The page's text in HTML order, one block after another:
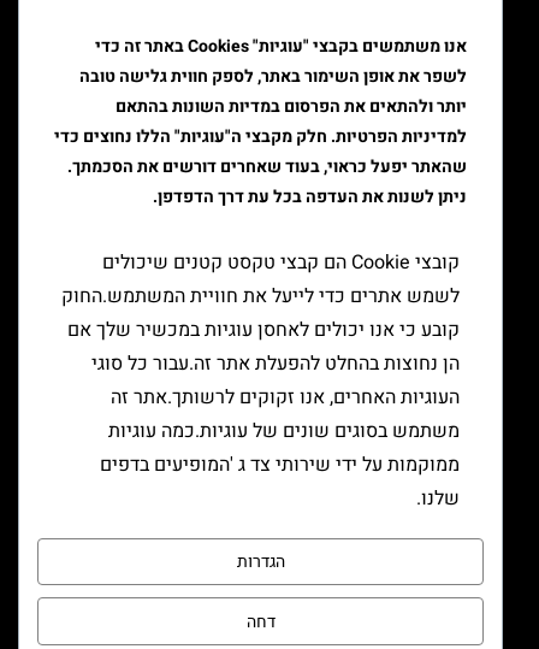
טבק
ציוד למעשן
יצירת קשר
אנו משתמשים בקבצי "עוגיות" Cookies באתר זה כדי
לשפר את אופן השימור באתר, לספק חווית גלישה טובה
יותר ולהתאים את הפרסום במדיות השונות בהתאם
למדיניות הפרטיות. חלק מקבצי ה"עוגיות" הללו נחוצים כדי
שהאתר יפעל כראוי, בעוד שאחרים דורשים את הסכמתך.
ניתן לשנות את העדפה בכל עת דרך הדפדפן.
קובצי Cookie הם קבצי טקסט קטנים שיכולים
לשמש אתרים כדי לייעל את חוויית המשתמש.החוק
קובע כי אנו יכולים לאחסן עוגיות במכשיר שלך אם
הן נחוצות בהחלט להפעלת אתר זה.עבור כל סוגי
העוגיות האחרים, אנו זקוקים לרשותך.אתר זה
משתמש בסוגים שונים של עוגיות.כמה עוגיות
ממוקמות על ידי שירותי צד ג 'המופיעים בדפים
שלנו.
הגדרות
דחה